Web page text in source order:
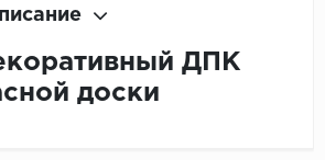
ДПК
доски